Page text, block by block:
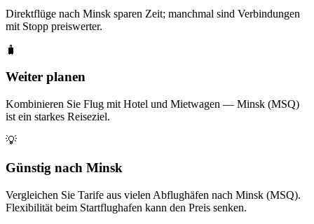
Direktflüge nach Minsk sparen Zeit; manchmal sind Verbindungen
mit Stopp preiswerter.
🧳
Weiter planen
Kombinieren Sie Flug mit Hotel und Mietwagen — Minsk (MSQ)
ist ein starkes Reiseziel.
💡
Günstig nach Minsk
Vergleichen Sie Tarife aus vielen Abflughäfen nach Minsk (MSQ).
Flexibilität beim Startflughafen kann den Preis senken.